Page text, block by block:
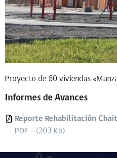
Proyecto de 60 viviendas
Informes de Avances
Reporte Rehabilitación
PDF - (203 Kb)